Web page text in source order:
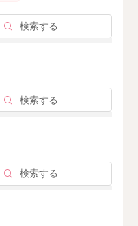
検索する
検索する
検索する